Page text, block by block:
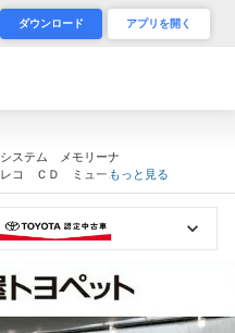
ダウンロード アプリを開く
ステム メモリーナ
コ ＣＤ ミュージ
ッドランプ 乗車定
もっと見る